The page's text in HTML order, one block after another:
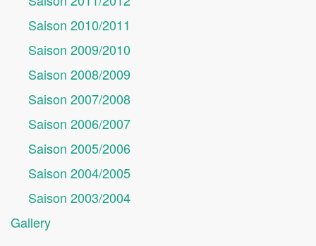
Saison 2010/2011
Saison 2009/2010
Saison 2008/2009
Saison 2007/2008
Saison 2006/2007
Saison 2005/2006
Saison 2004/2005
Saison 2003/2004
Gallery